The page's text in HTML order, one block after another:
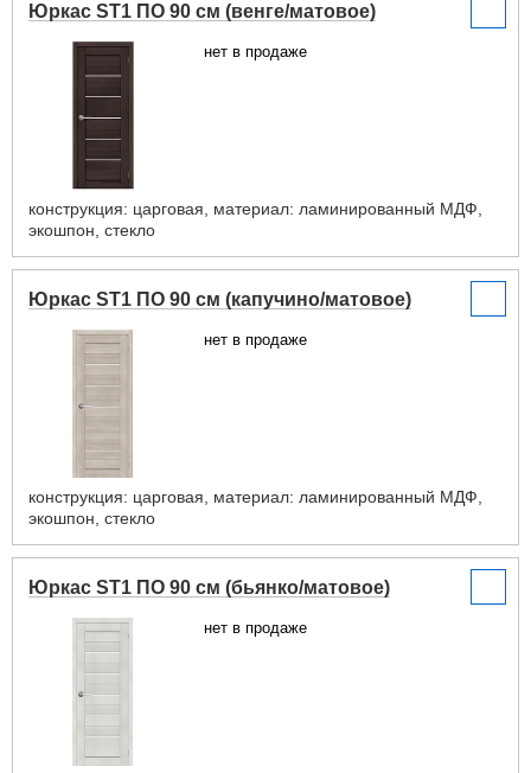
Юркас ST1 ПО 90 см (венге/матовое)
нет в продаже
конструкция: царговая, материал: ламинированный МДФ,
экошпон, стекло
Юркас ST1 ПО 90 см (капучино/матовое)
нет в продаже
конструкция: царговая, материал: ламинированный МДФ,
экошпон, стекло
Юркас ST1 ПО 90 см (бьянко/матовое)
нет в продаже